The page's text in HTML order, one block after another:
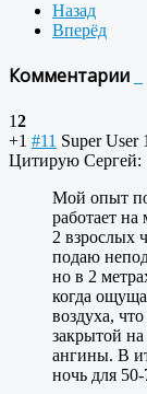
Назад
Вперёд
Комментарии
12
+1 #11 Super User
Цитирую Сергей:
Мой опыт
работает
2 взрослых
подаю
но в 2
когда
воздуха,
закрытой
ангины. В
ночь для